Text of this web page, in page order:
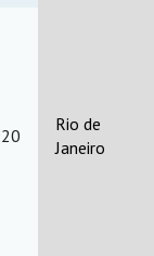
Rio de
Janeiro